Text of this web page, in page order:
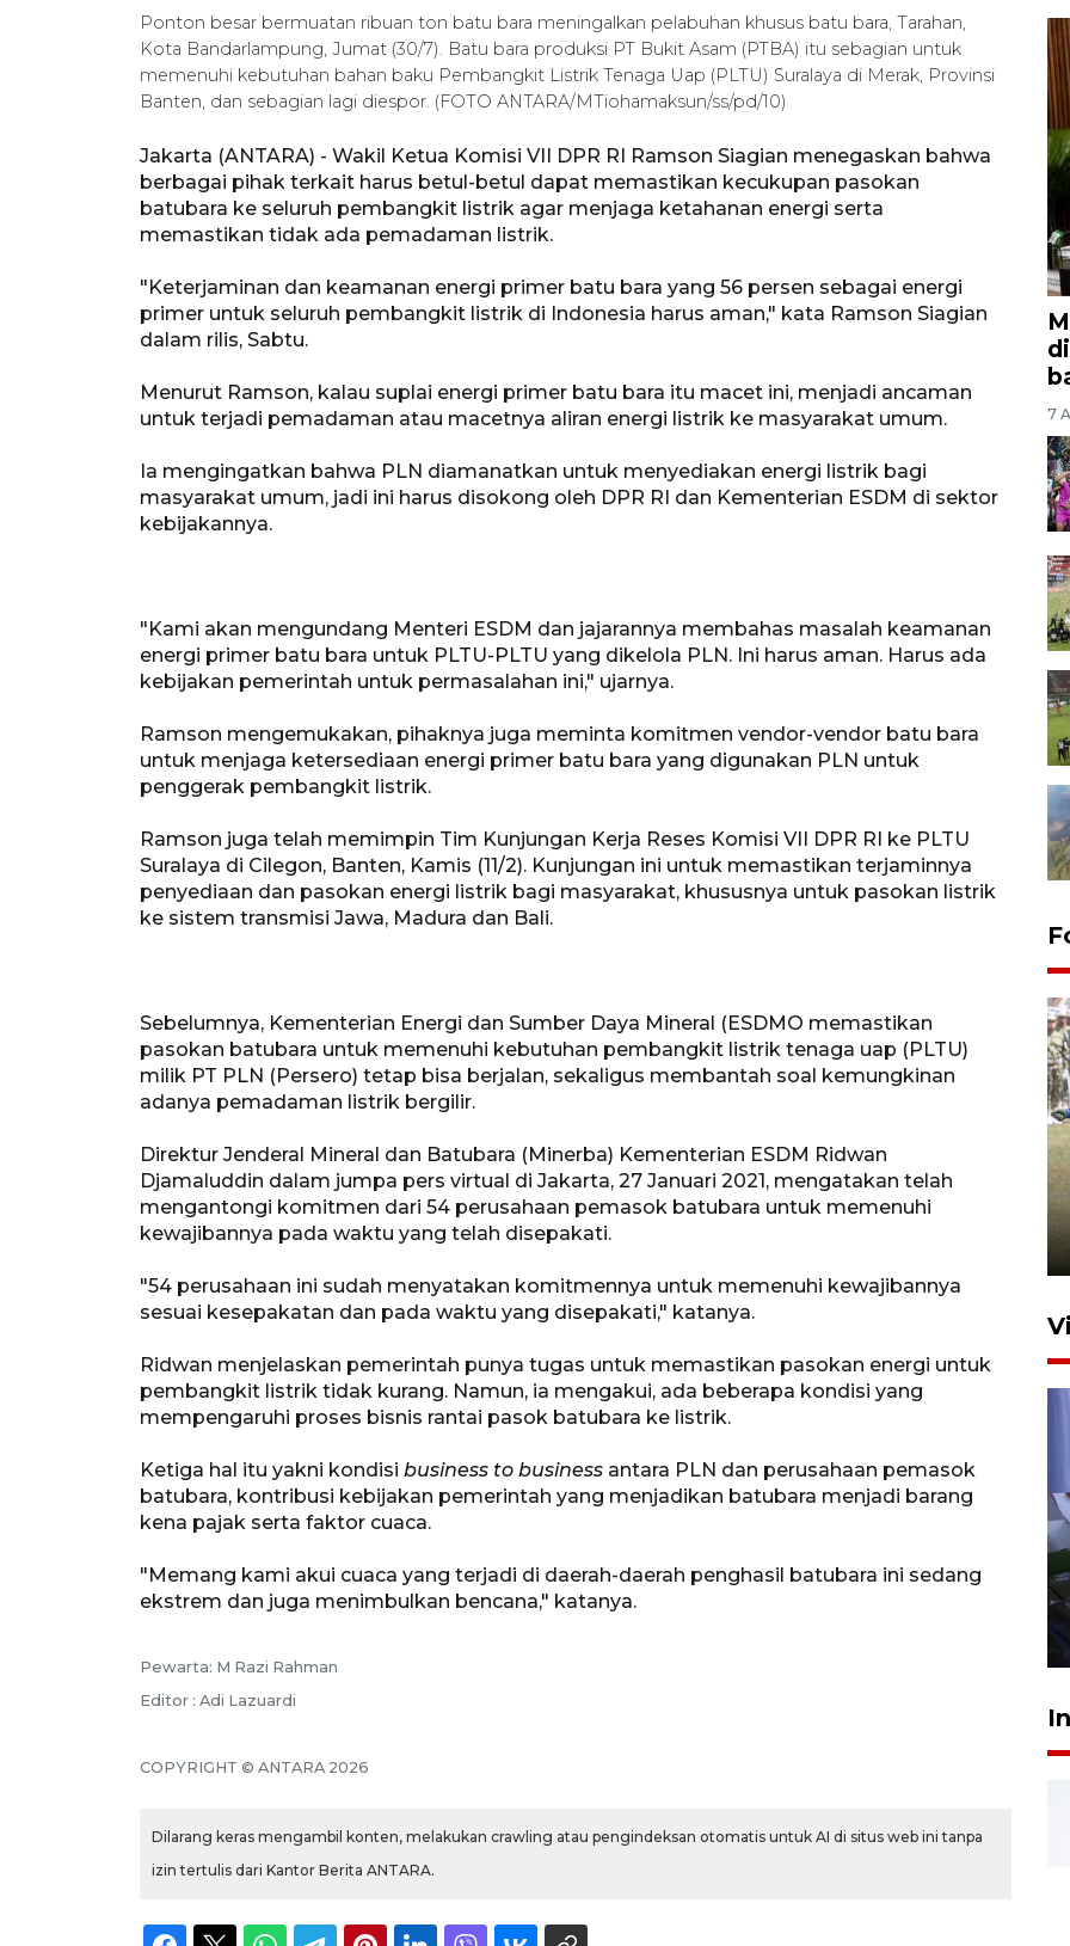
Ponton besar bermuatan ribuan ton batu bara meningalkan pelabuhan khusus batu bara, Tarahan,
Kota Bandarlampung, Jumat (30/7). Batu bara produksi PT Bukit Asam (PTBA) itu sebagian untuk
memenuhi kebutuhan bahan baku Pembangkit Listrik Tenaga Uap (PLTU) Suralaya di Merak, Provinsi
Banten, dan sebagian lagi diespor. (FOTO ANTARA/MTiohamaksun/ss/pd/10)
Jakarta (ANTARA) - Wakil Ketua Komisi VII DPR RI Ramson Siagian menegaskan bahwa
berbagai pihak terkait harus betul-betul dapat memastikan kecukupan pasokan
batubara ke seluruh pembangkit listrik agar menjaga ketahanan energi serta
memastikan tidak ada pemadaman listrik.
"Keterjaminan dan keamanan energi primer batu bara yang 56 persen sebagai energi
primer untuk seluruh pembangkit listrik di Indonesia harus aman," kata Ramson Siagian
dalam rilis, Sabtu.
Menurut Ramson, kalau suplai energi primer batu bara itu macet ini, menjadi ancaman
untuk terjadi pemadaman atau macetnya aliran energi listrik ke masyarakat umum.
Ia mengingatkan bahwa PLN diamanatkan untuk menyediakan energi listrik bagi
masyarakat umum, jadi ini harus disokong oleh DPR RI dan Kementerian ESDM di sektor
kebijakannya.
"Kami akan mengundang Menteri ESDM dan jajarannya membahas masalah keamanan
energi primer batu bara untuk PLTU-PLTU yang dikelola PLN. Ini harus aman. Harus ada
kebijakan pemerintah untuk permasalahan ini," ujarnya.
Ramson mengemukakan, pihaknya juga meminta komitmen vendor-vendor batu bara
untuk menjaga ketersediaan energi primer batu bara yang digunakan PLN untuk
penggerak pembangkit listrik.
Ramson juga telah memimpin Tim Kunjungan Kerja Reses Komisi VII DPR RI ke PLTU
Suralaya di Cilegon, Banten, Kamis (11/2). Kunjungan ini untuk memastikan terjaminnya
penyediaan dan pasokan energi listrik bagi masyarakat, khususnya untuk pasokan listrik
ke sistem transmisi Jawa, Madura dan Bali.
Sebelumnya, Kementerian Energi dan Sumber Daya Mineral (ESDMO memastikan
pasokan batubara untuk memenuhi kebutuhan pembangkit listrik tenaga uap (PLTU)
milik PT PLN (Persero) tetap bisa berjalan, sekaligus membantah soal kemungkinan
adanya pemadaman listrik bergilir.
Direktur Jenderal Mineral dan Batubara (Minerba) Kementerian ESDM Ridwan
Djamaluddin dalam jumpa pers virtual di Jakarta, 27 Januari 2021, mengatakan telah
mengantongi komitmen dari 54 perusahaan pemasok batubara untuk memenuhi
kewajibannya pada waktu yang telah disepakati.
"54 perusahaan ini sudah menyatakan komitmennya untuk memenuhi kewajibannya
sesuai kesepakatan dan pada waktu yang disepakati," katanya.
Ridwan menjelaskan pemerintah punya tugas untuk memastikan pasokan energi untuk
pembangkit listrik tidak kurang. Namun, ia mengakui, ada beberapa kondisi yang
mempengaruhi proses bisnis rantai pasok batubara ke listrik.
Ketiga hal itu yakni kondisi business to business antara PLN dan perusahaan pemasok
batubara, kontribusi kebijakan pemerintah yang menjadikan batubara menjadi barang
kena pajak serta faktor cuaca.
"Memang kami akui cuaca yang terjadi di daerah-daerah penghasil batubara ini sedang
ekstrem dan juga menimbulkan bencana," katanya.
Pewarta: M Razi Rahman
Editor : Adi Lazuardi
COPYRIGHT © ANTARA 2026
Dilarang keras mengambil konten, melakukan crawling atau pengindeksan otomatis untuk AI di situs web ini tanpa
izin tertulis dari Kantor Berita ANTARA.
7
Pemerintah tunda pungutan
pajak pedagang melalui
aplikasi belanja daring
pengeroyokan maling ayam di